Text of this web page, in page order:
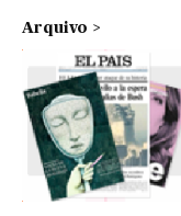
Arquivo